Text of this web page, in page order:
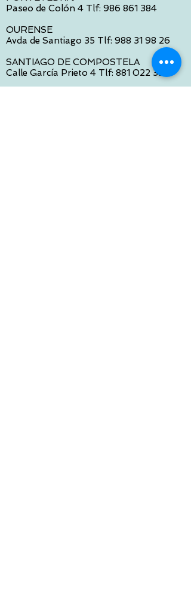
Paseo de Colón 4 Tlf: 986 861 384
OURENSE
Avda de Santiago 35 Tlf: 988 31 98 26
SANTIAGO DE COMPOSTELA
Calle García Prieto 4 Tlf: 881 022 397